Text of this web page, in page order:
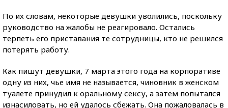
По их словам, некоторые девушки уволились, поскольку
руководство на жалобы не реагировало. Остались
терпеть его приставания те сотрудницы, кто не решился
потерять работу.
Как пишут девушки, 7 марта этого года на корпоративе
одну из них, чье имя не называется, чиновник в женском
туалете принудил к оральному сексу, а затем попытался
изнасиловать, но ей удалось сбежать. Она пожаловалась в